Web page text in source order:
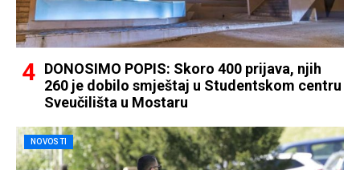
DONOSIMO POPIS: Skoro 400 prijava, njih
260 je dobilo smještaj u Studentskom centru
Sveučilišta u Mostaru
NOVOSTI